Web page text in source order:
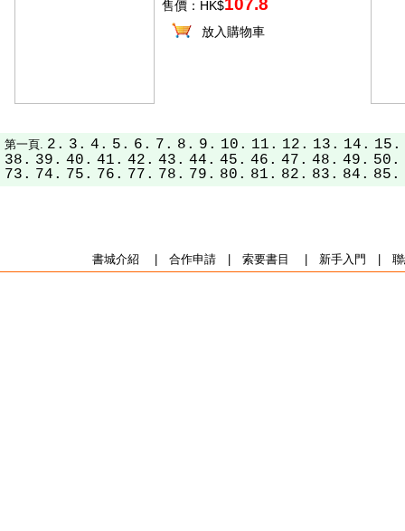
售價：HK$107.8
放入購物車
第一頁. 2. 3. 4. 5. 6. 7. 8. 9. 10. 11. 12. 13. 14. 15.
38. 39. 40. 41. 42. 43. 44. 45. 46. 47. 48. 49. 50.
73. 74. 75. 76. 77. 78. 79. 80. 81. 82. 83. 84. 85.
書城介紹 合作申請| 索要書目 新手入門